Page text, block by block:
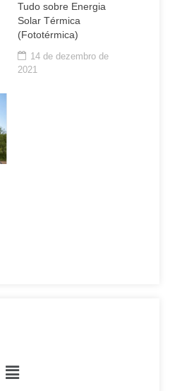
Tudo sobre Energia
Solar Térmica
(Fototérmica)
14 de dezembro de
2021